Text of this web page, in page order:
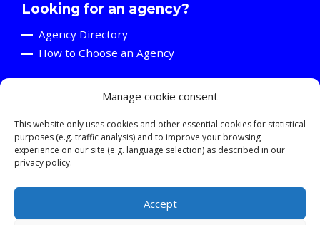
Manage cookie consent
This website only uses cookies and other essential cookies for statistical
purposes (e.g. traffic analysis) and to improve your browsing
experience on our site (e.g. language selection) as described in our
privacy policy.
Accept
Looking for an agency?
Agency Directory
How to Choose an Agency
Are you an agency?
Discover the A2C
Events and Training Activities
Resources